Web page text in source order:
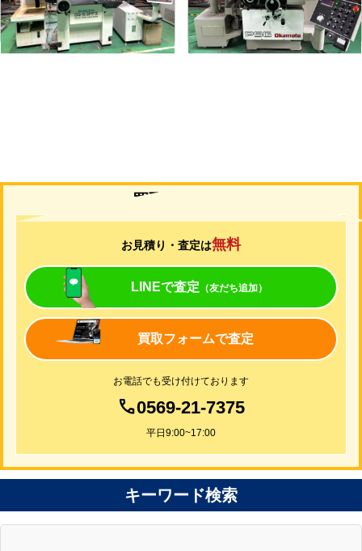
年 式2015 年 1997
買取について
お見積り・査定は無料
LINEで査定 （友だち追加）
買取フォームで査定
お電話でも受け付けております
0569-21-7375
平日9:00~17:00
キーワード検索